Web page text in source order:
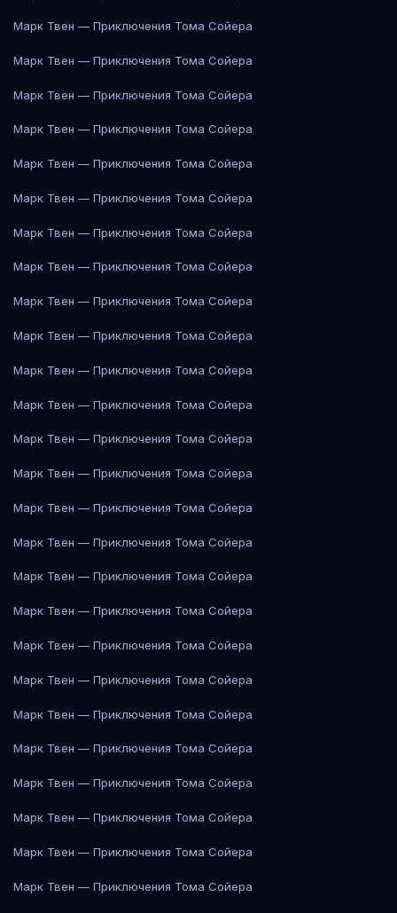
Марк Твен — Приключения Тома Сойера
Марк Твен — Приключения Тома Сойера
Марк Твен — Приключения Тома Сойера
Марк Твен — Приключения Тома Сойера
Марк Твен — Приключения Тома Сойера
Марк Твен — Приключения Тома Сойера
Марк Твен — Приключения Тома Сойера
Марк Твен — Приключения Тома Сойера
Марк Твен — Приключения Тома Сойера
Марк Твен — Приключения Тома Сойера
Марк Твен — Приключения Тома Сойера
Марк Твен — Приключения Тома Сойера
Марк Твен — Приключения Тома Сойера
Марк Твен — Приключения Тома Сойера
Марк Твен — Приключения Тома Сойера
Марк Твен — Приключения Тома Сойера
Марк Твен — Приключения Тома Сойера
Марк Твен — Приключения Тома Сойера
Марк Твен — Приключения Тома Сойера
Марк Твен — Приключения Тома Сойера
Марк Твен — Приключения Тома Сойера
Марк Твен — Приключения Тома Сойера
Марк Твен — Приключения Тома Сойера
Марк Твен — Приключения Тома Сойера
Марк Твен — Приключения Тома Сойера
Марк Твен — Приключения Тома Сойера